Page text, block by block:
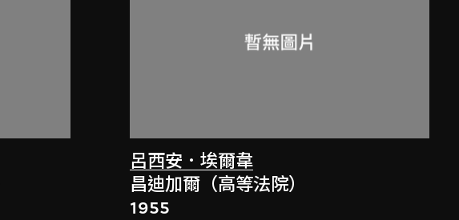
呂西安．埃爾韋
昌迪加爾（高等法院）
1955